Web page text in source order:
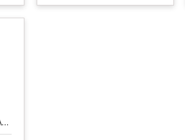
CORTE / DOBRA - CHAPA METAL